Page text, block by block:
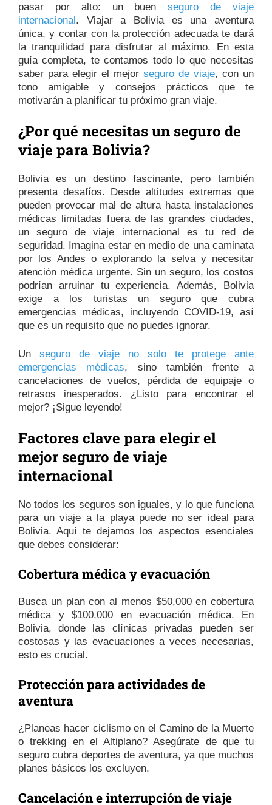
pasar por alto: un buenseguro de viaje
internacional. Viajar a Bolivia es una aventura
única, y contar con la protección adecuada te dará
la tranquilidad para disfrutar al máximo. En esta
guía completa, te contamos todo lo que necesitas
saber para elegir el mejor seguro de viaje, con un
tono amigable y consejos prácticos que te
motivarán a planificar tu próximo gran viaje.
¿Por qué necesitas un seguro de
viaje para Bolivia?
Bolivia es un destino fascinante, pero también
presenta desafíos. Desde altitudes extremas que
pueden provocar mal de altura hasta instalaciones
médicas limitadas fuera de las grandes ciudades,
un seguro de viaje internacional es tu red de
seguridad. Imagina estar en medio de una caminata
por los Andes o explorando la selva y necesitar
atención médica urgente. Sin un seguro, los costos
podrían arruinar tu experiencia. Además, Bolivia
exige a los turistas un seguro que cubra
emergencias médicas, incluyendo COVID-19, así
que es un requisito que no puedes ignorar.
Un seguro de viaje no solo te protege ante
emergencias médicas, sino también frente a
cancelaciones de vuelos, pérdida de equipaje o
retrasos inesperados. ¿Listo para encontrar el
mejor? ¡Sigue leyendo!
Factores clave para elegir el
mejor seguro de viaje
internacional
No todos los seguros son iguales, y lo que funciona
para un viaje a la playa puede no ser ideal para
Bolivia. Aquí te dejamos los aspectos esenciales
que debes considerar:
Cobertura médica y evacuación
Busca un plan con al menos $50,000 en cobertura
médica y $100,000 en evacuación médica. En
Bolivia, donde las clínicas privadas pueden ser
costosas y las evacuaciones a veces necesarias,
esto es crucial.
Protección para actividades de
aventura
¿Planeas hacer ciclismo en el Camino de la Muerte
o trekking en el Altiplano? Asegúrate de que tu
seguro cubra deportes de aventura, ya que muchos
planes básicos los excluyen.
Cancelación e interrupción de viaje